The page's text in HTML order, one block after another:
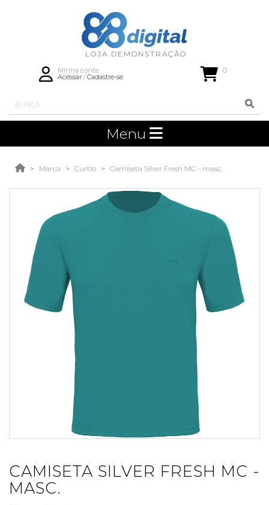
Minha conta
Acessar/Cadastre-se
0
Menu
Marca Curtlo Camiseta Silver Fresh MC - masc.
CAMISETA SILVER FRESH MC -
MASC.